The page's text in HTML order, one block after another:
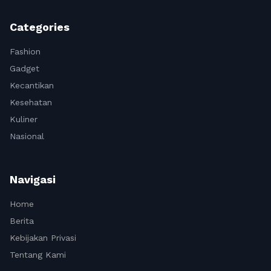
Categories
Fashion
Gadget
Kecantikan
Kesehatan
Kuliner
Nasional
Navigasi
Home
Berita
Kebijakan Privasi
Tentang Kami